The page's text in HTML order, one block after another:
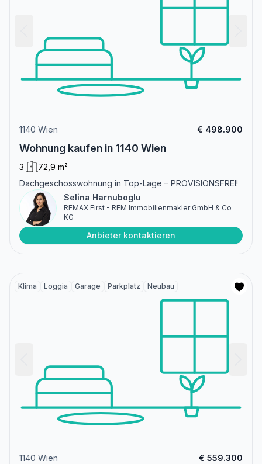
1140 Wien € 498.900
Wohnung kaufen in 1140 Wien
3
72,9 m²
Dachgeschosswohnung in Top-Lage – PROVISIONSFREI!
Selina Harnuboglu
REMAX First - REM Immobilienmakler GmbH & Co
KG
Anbieter kontaktieren
Klima Loggia Garage Parkplatz Neubau
1140 Wien € 559.300